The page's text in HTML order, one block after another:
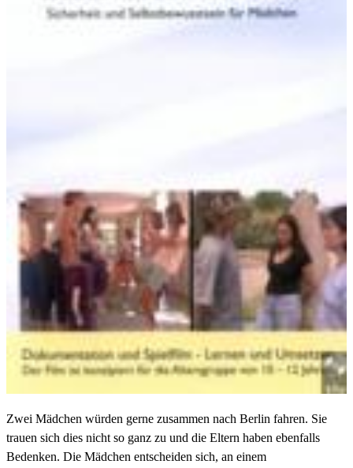
Zwei Mädchen würden gerne zusammen nach Berlin fahren. Sie
trauen sich dies nicht so ganz zu und die Eltern haben ebenfalls
Bedenken. Die Mädchen entscheiden sich, an einem